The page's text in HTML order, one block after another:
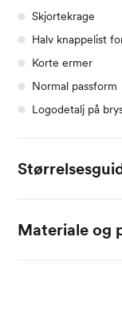
Skjortekrage
Halv knappelist
Korte ermer
Normal passform
Logodetalj på
S
Materiale og